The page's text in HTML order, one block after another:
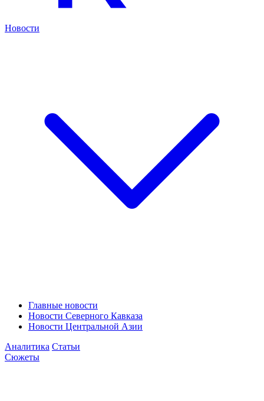
Новости
Главные новости
Новости Северного Кавказа
Новости Центральной Азии
Аналитика Статьи
Сюжеты